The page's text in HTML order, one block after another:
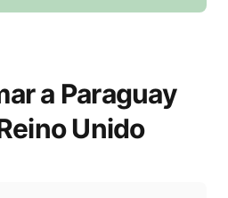
a Paraguay
Unido